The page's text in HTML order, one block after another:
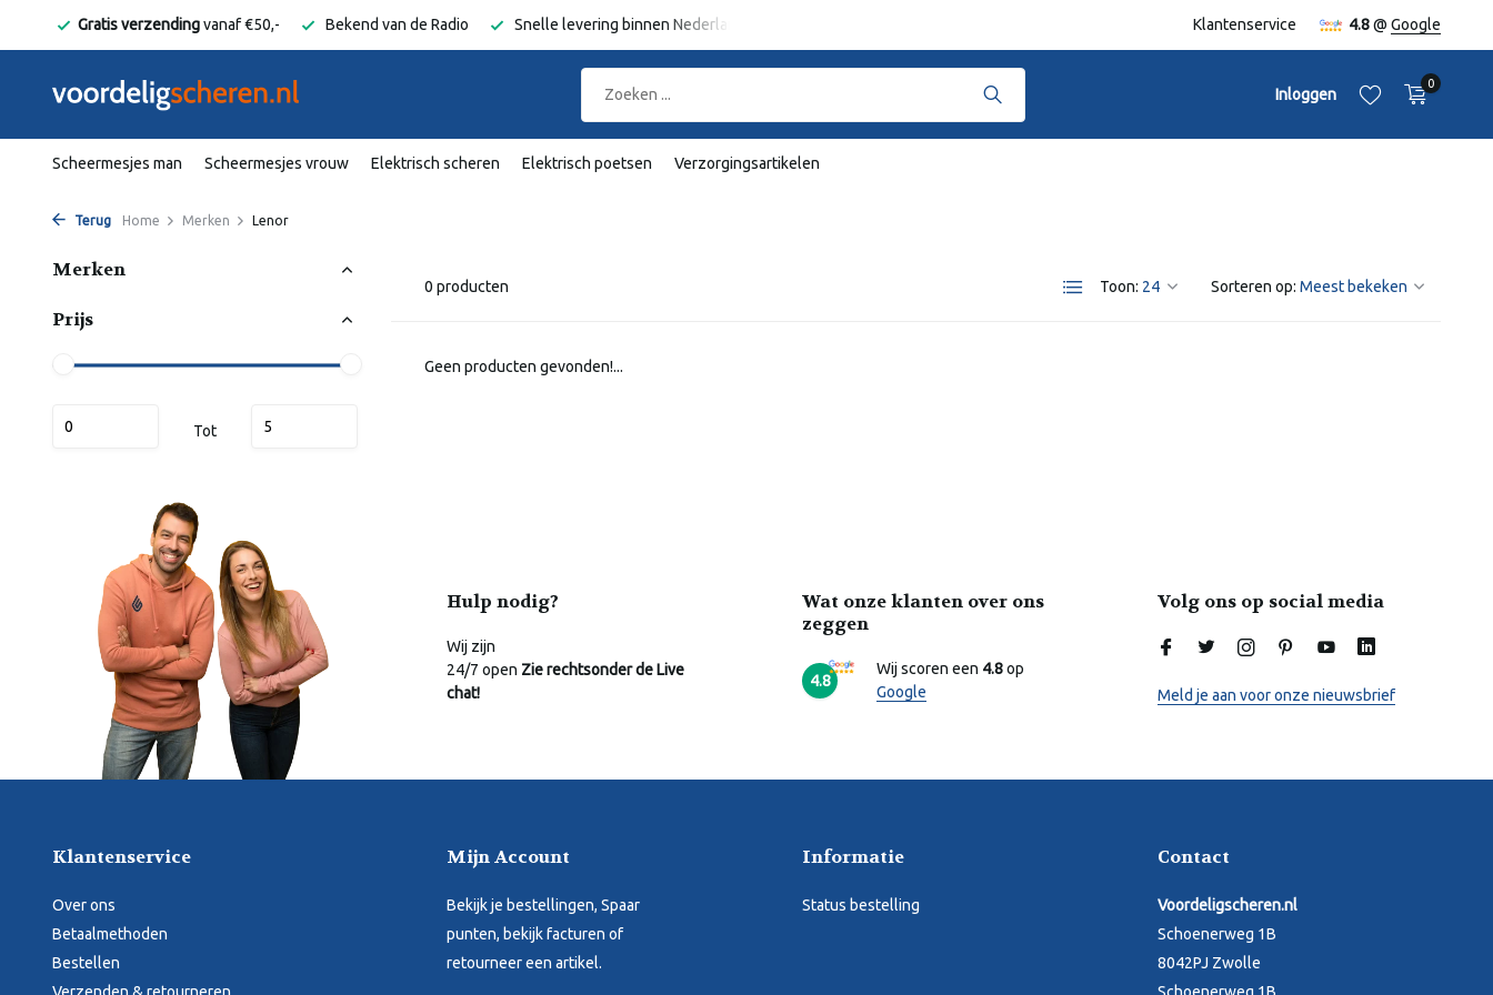
Gratis verzendingvanaf €50,- Bekend van de Radio Snelle levering binnen Nederland en België Klantenservice 4.8@ Google
Inloggen
Account aanmaken
0
Scheermesjes man Scheermesjes vrouw Elektrisch scheren Elektrisch poetsen Verzorgingsartikelen
Terug Home Merken Lenor
Merken
Prijs
Tot
0 producten Toon: Sorteren op:
Geen producten gevonden!...
Hulp nodig?
Wij zijn
24/7 open Zie rechtsonder de Live
chat!
Wat onze klanten over ons
zeggen
4.8
Wij scoren een 4.8op
Google
Volg ons op social media
Meld je aan voor onze nieuwsbrief
Klantenservice
Over ons
Betaalmethoden
Bestellen
Mijn Account
Bekijk je bestellingen, Spaar
punten, bekijk facturen of
retourneer een artikel.
Informatie
Status bestelling
Contact
Voordeligscheren.nl
Schoenerweg 1B
8042PJ Zwolle
Online